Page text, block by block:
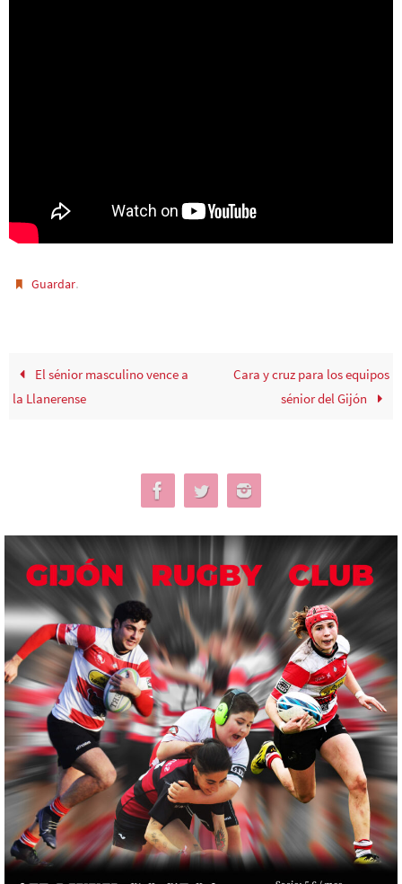
Guardar.
El sénior masculino vence a
la Llanerense
Cara y cruz para los equipos
sénior del Gijón